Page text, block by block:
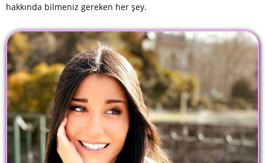
hakkında bilmeniz gereken her şey.